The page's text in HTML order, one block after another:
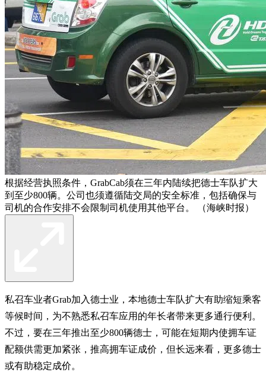
根据经营执照条件，GrabCab须在三年内陆续把德士车队扩大
到至少800辆。公司也须遵循陆交局的安全标准，包括确保与
司机的合作安排不会限制司机使用其他平台。 （海峡时报）
私召车业者Grab加入德士业，本地德士车队扩大有助缩短乘客
等候时间，为不熟悉私召车应用的年长者带来更多通行便利。
不过，要在三年推出至少800辆德士，可能在短期内使拥车证
配额供需更加紧张，推高拥车证成价，但长远来看，更多德士
或有助稳定成价。